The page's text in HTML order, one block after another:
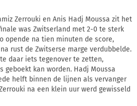
Zerrouki en Anis Hadj Moussa zit het
was Zwitserland met 2-0 te sterk
opende na tien minuten de score,
rust de Zwitserse marge verdubbelde.
daar iets tegenover te zetten,
geboekt kan worden. Hadj Moussa
helft binnen de lijnen als vervanger
na een klein uur werd gewisseld